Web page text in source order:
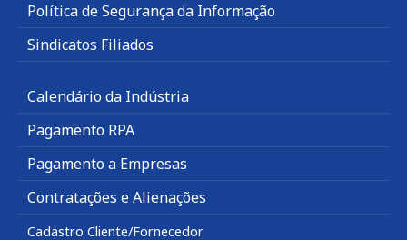
Política de Segurança da Informação
Sindicatos Filiados
Calendário da Indústria
Pagamento RPA
Pagamento a Empresas
Contratações e Alienações
Cadastro Cliente/Fornecedor